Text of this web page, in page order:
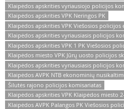
Klaipėdos apskrities vyriausiojo policijos
Klaipėdos apskrities VPK Neringos PK
Klaipėdos apskrities VPK Viešosios policijos
Klaipėdos apskrities vyriausiasis policijos
Klaipėdos apskrities VPK 1 PK Viešosios
Klaipėdos miesto VPK Jūrų uosto policijos
Klaipėdos apskrities vyriausiasis policijos
Klaipėdos AVPK NTB ekonominių
Šilutės rajono policijos komisariatas
Klaipėdos apskrities VPK Klaipėdos miesto
Klaipėdos AVPK Palangos PK Viešosios